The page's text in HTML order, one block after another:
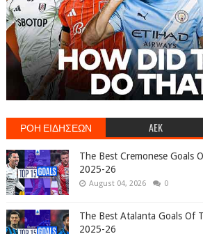
ΡΟΗ ΕΙΔΗΣΕΩΝ AEK
The Best Cremonese Goals
2025-26
August 04, 2026 0
The Best Atalanta Goals Of
2025-26